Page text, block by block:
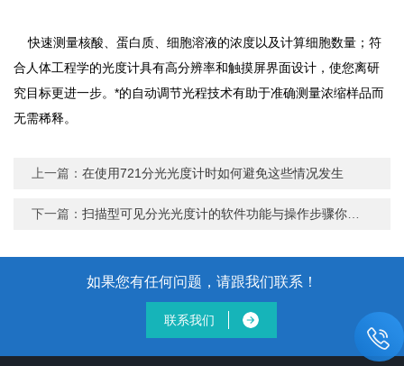
快速测量核酸、蛋白质、细胞溶液的浓度以及计算细胞数量；符
合人体工程学的光度计具有高分辨率和触摸屏界面设计，使您离研
究目标更进一步。*的自动调节光程技术有助于准确测量浓缩样品而
无需稀释。
上一篇：在使用721分光光度计时如何避免这些情况发生
下一篇：扫描型可见分光光度计的软件功能与操作步骤你看懂了吗
如果您有任何问题，请跟我们联系！
联系我们